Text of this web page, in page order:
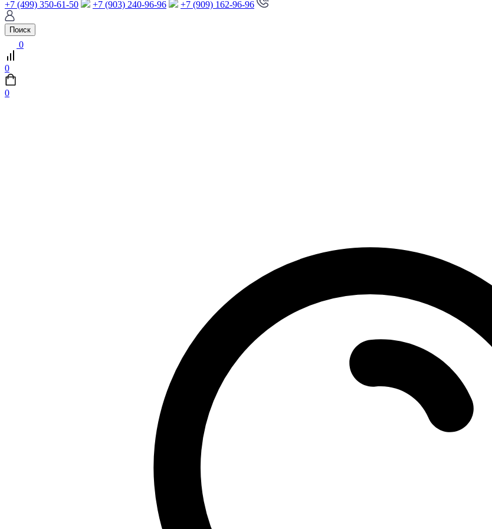
+7 (499) 350-61-50 +7 (903) 240-96-96 +7 (909) 162-96-96
Поиск
0
0
0